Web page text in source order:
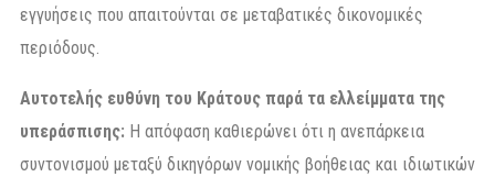
εγγυήσεις που απαιτούνται σε μεταβατικές δικονομικές
περιόδους.
Αυτοτελής ευθύνη του Κράτους παρά τα ελλείμματα της
υπεράσπισης: Η απόφαση καθιερώνει ότι η ανεπάρκεια
συντονισμού μεταξύ δικηγόρων νομικής βοήθειας και ιδιωτικών